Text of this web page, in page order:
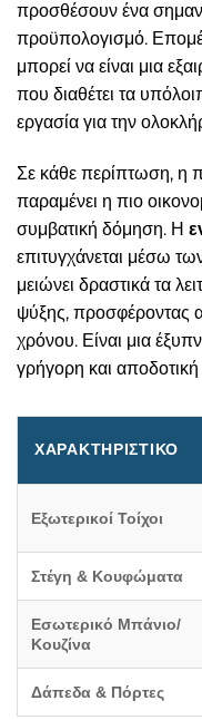
προσθέσουν ένα
προϋπολογισμό.
μπορεί να είναι μια
που διαθέτει τα
εργασία για την
Σε κάθε περίπτωση, η
παραμένει η πιο
συμβατική δόμηση. Η
επιτυγχάνεται μέσω
μειώνει δραστικά τα
ψύξης, προσφέροντας
χρόνου. Είναι μια
γρήγορη και
ΧΑΡΑΚΤΗΡΙΣΤΙΚΌ
Εξωτερικοί Τοίχοι
Στέγη & Κουφώματα
Εσωτερικό Μπάνιο/
Κουζίνα
Δάπεδα & Πόρτες